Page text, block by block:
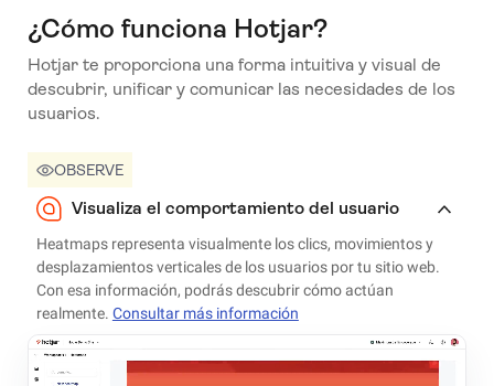
¿Cómo funciona Hotjar?
Hotjar te proporciona una forma intuitiva y visual de
descubrir, unificar y comunicar las necesidades de los
usuarios.
OBSERVE
Visualiza el comportamiento del usuario
Heatmaps representa visualmente los clics, movimientos y
desplazamientos verticales de los usuarios por tu sitio web.
Con esa información, podrás descubrir cómo actúan
realmente. Consultar más información